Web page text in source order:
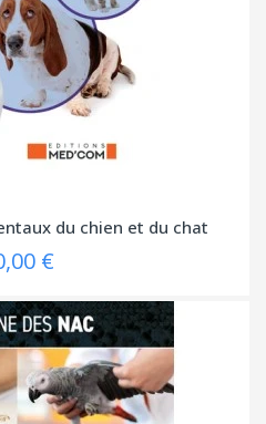
du chien et du chat
€